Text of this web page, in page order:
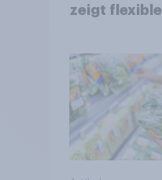
zeigt flexible